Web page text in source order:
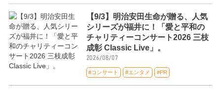
【9/3】明治安田生命が贈る、人気
シリーズが福井に！「愛と平和の
チャリティーコンサート2026 三枝
成彰 Classic Live」。
2026/08/07
#コンサート #エンタメ #PR